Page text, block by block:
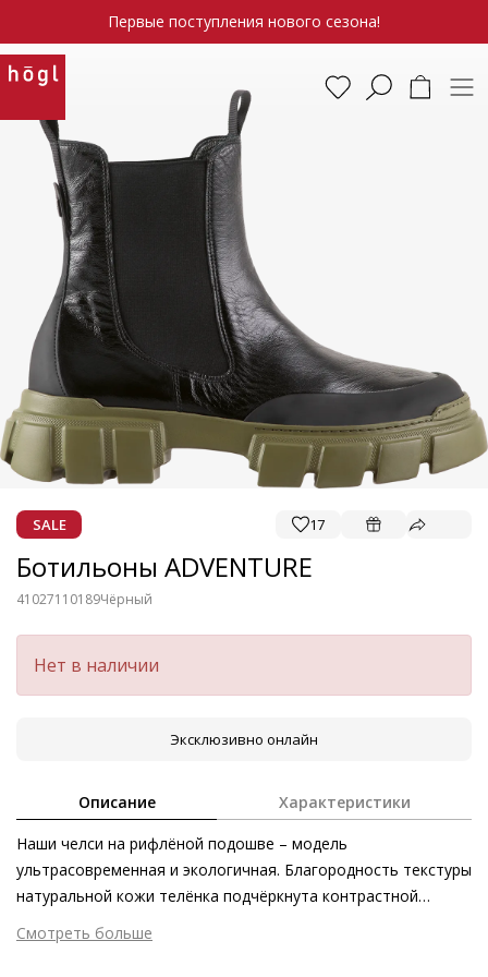
Первые поступления нового сезона!
SALE 17
Ботильоны ADVENTURE
41027110189Чёрный
Нет в наличии
Эксклюзивно онлайн
Описание Характеристики
Наши челси на рифлёной подошве – модель
ультрасовременная и экологичная. Благородность текстуры
натуральной кожи телёнка подчёркнута контрастной
массивной подошвой и двумя язычками. Ботинки
ADVENTURE выдержаны в духе современных трендов и
Смотреть больше